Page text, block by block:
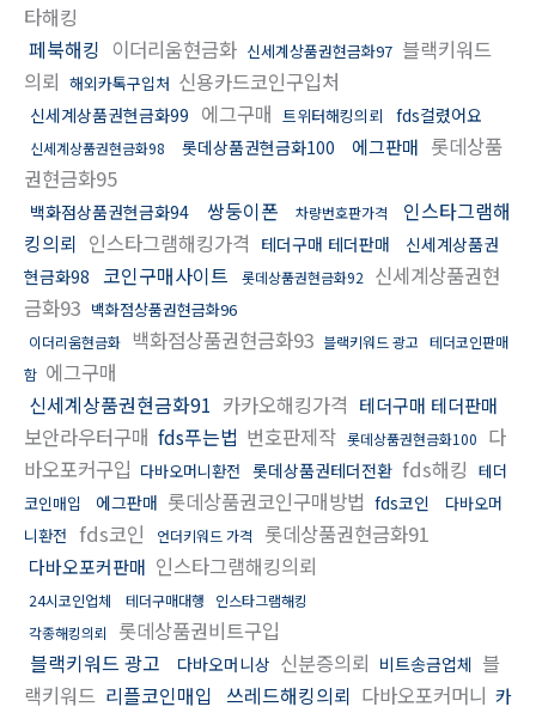
타해킹
페북해킹 이더리움현금화 신세계상품권현금화97 블랙키워드
의뢰 해외카톡구입처 신용카드코인구입처
신세계상품권현금화99 에그구매 트위터해킹의뢰 fds걸렸어요
신세계상품권현금화98 롯데상품권현금화100 에그판매 롯데상품
권현금화95
백화점상품권현금화94 쌍둥이폰 차량번호판가격
인스타그램해
킹의뢰 인스타그램해킹가격 테더구매 테더판매
신세계상품권
현금화98 코인구매사이트 롯데상품권현금화92
신세계상품권현
금화93 백화점상품권현금화96
이더리움현금화 백화점상품권현금화93 블랙키워드 광고 테더코인판매
함 에그구매
신세계상품권현금화91 카카오해킹가격 테더구매 테더판매
보안라우터구매 fds푸는법 번호판제작 롯데상품권현금화100
다
바오포커구입 다바오머니환전 롯데상품권테더전환 fds해킹 테더
코인매입
에그판매 롯데상품권코인구매방법 fds코인
다바오머
니환전 fds코인 언더키워드 가격 롯데상품권현금화91
다바오포커판매 인스타그램해킹의뢰
24시코인업체 테더구매대행
인스타그램해킹
각종해킹의뢰
롯데상품권비트구입
블랙키워드 광고
다바오머니상 신분증의뢰 비트송금업체 블
랙키워드 리플코인매입 쓰레드해킹의뢰 다바오포커머니 카